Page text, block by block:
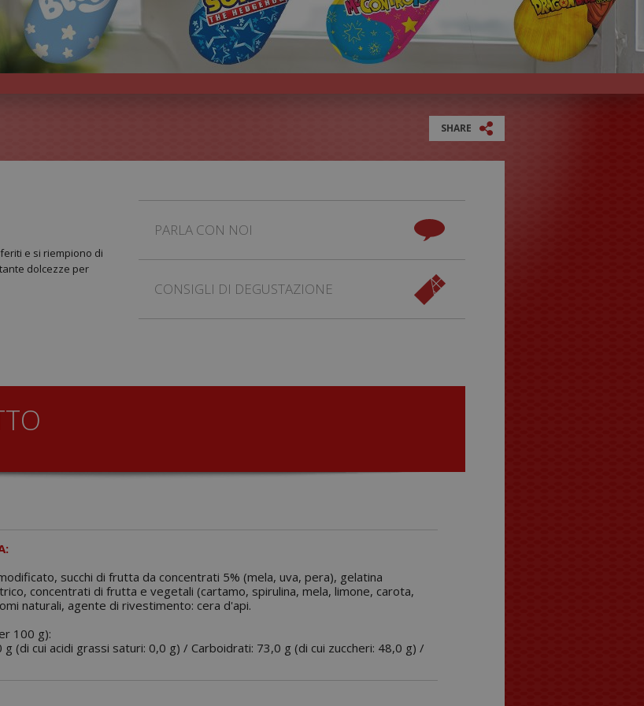
SHARE
e si riempiono di
tante dolcezze per
PARLA CON NOI
CONSIGLI DI DEGUSTAZIONE
succhi di frutta da concentrati 5% (mela, uva, pera), gelatina
concentrati di frutta e vegetali (cartamo, spirulina, mela, limone, carota,
naturali, agente di rivestimento: cera d'api.
100 g):
g (di cui acidi grassi saturi: 0,0 g) / Carboidrati: 73,0 g (di cui zuccheri: 48,0 g) /